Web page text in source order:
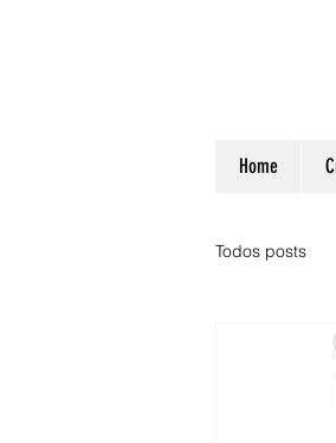
Home
Todos posts